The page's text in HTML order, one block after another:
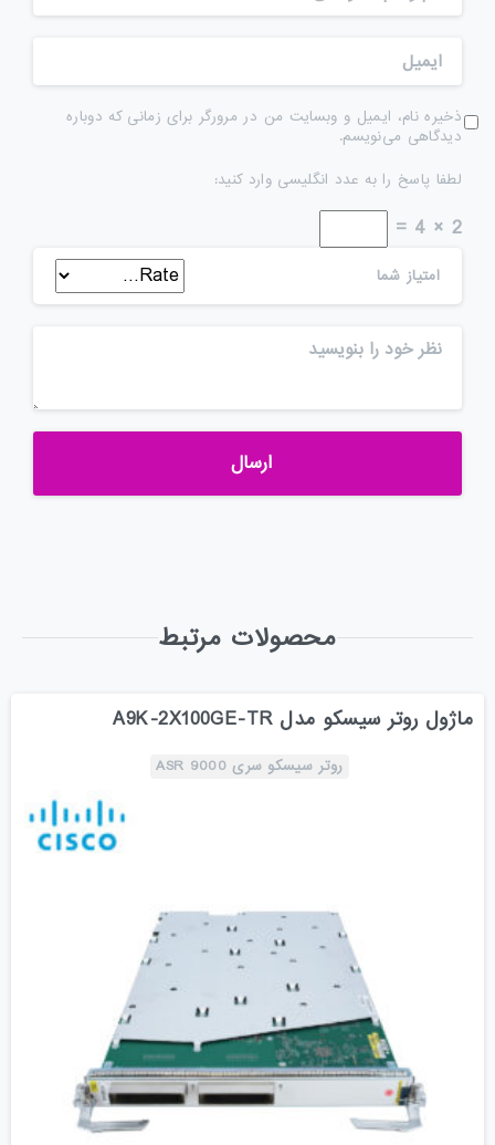
ذخیره نام، ایمیل و وبسایت من در مرورگر برای زمانی که دوباره
دیدگاهی می‌نویسم.
لطفا پاسخ را به عدد انگلیسی وارد کنید:
2 × 4 =
امتیاز شما
محصولات مرتبط
ماژول روتر سیسکو مدل A9K-2X100GE-TR
روتر سیسکو سری ASR 9000